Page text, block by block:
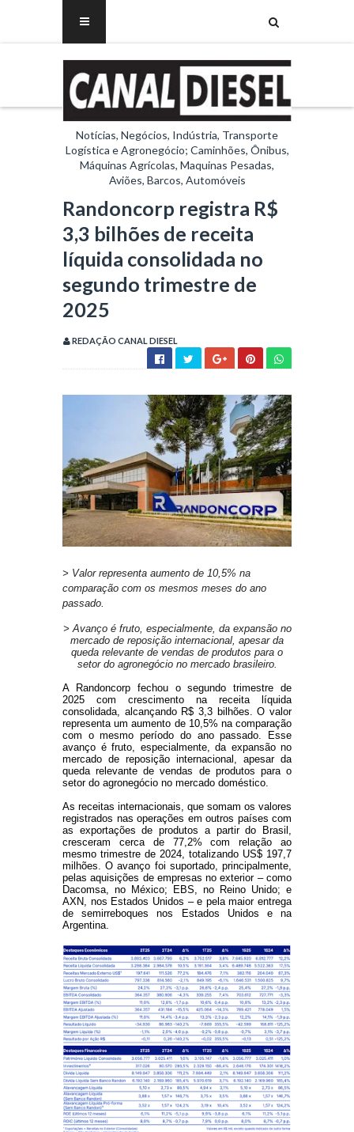
Notícias, Negócios, Indústria, Transporte
Logística e Agronegócio; Caminhões, Ônibus,
Máquinas Agrícolas, Maquinas Pesadas,
Aviões, Barcos, Automóveis
Randoncorp registra R$
3,3 bilhões de receita
líquida consolidada no
segundo trimestre de
2025
REDAÇÃO CANAL DIESEL
> Valor representa aumento de 10,5% na
comparação com os mesmos meses do ano
passado.
> Avanço é fruto, especialmente, da expansão no
mercado de reposição internacional, apesar da
queda relevante de vendas de produtos para o
setor do agronegócio no mercado brasileiro.
A Randoncorp fechou o segundo trimestre de
2025 com crescimento na receita líquida
consolidada, alcançando R$ 3,3 bilhões. O valor
representa um aumento de 10,5% na comparação
com o mesmo período do ano passado. Esse
avanço é fruto, especialmente, da expansão no
mercado de reposição internacional, apesar da
queda relevante de vendas de produtos para o
setor do agronegócio no mercado doméstico.
As receitas internacionais, que somam os valores
registrados nas operações em outros países com
as exportações de produtos a partir do Brasil,
cresceram cerca de 77,2% com relação ao
mesmo trimestre de 2024, totalizando US$ 197,7
milhões. O avanço foi suportado, principalmente,
pelas aquisições de empresas no exterior – como
Dacomsa, no México; EBS, no Reino Unido; e
AXN, nos Estados Unidos – e pela maior entrega
de semirreboques nos Estados Unidos e na
Argentina.